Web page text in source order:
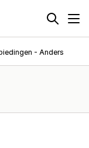
- Anders